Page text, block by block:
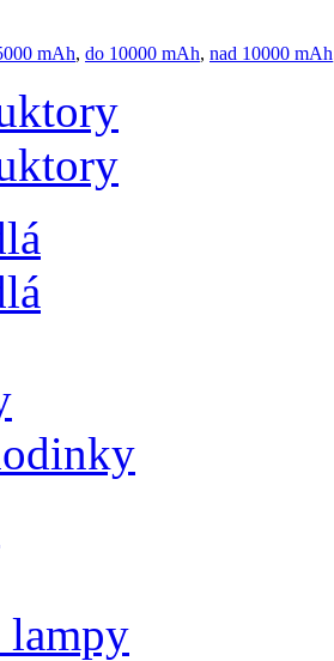
mAh, do 10000 mAh, nad 10000 mAh
lampy